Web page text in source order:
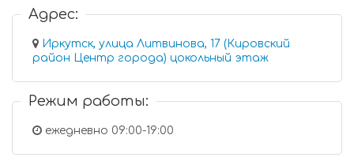
Адрес:
Иркутск, улица Литвинова, 17 (Кировский
район Центр города) цокольный этаж
Режим работы:
ежедневно 09:00-19:00